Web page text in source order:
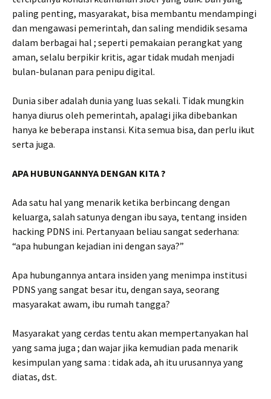
paling penting, masyarakat, bisa membantu mendampingi
dan mengawasi pemerintah, dan saling mendidik sesama
dalam berbagai hal ; seperti pemakaian perangkat yang
aman, selalu berpikir kritis, agar tidak mudah menjadi
bulan-bulanan para penipu digital.
Dunia siber adalah dunia yang luas sekali. Tidak mungkin
hanya diurus oleh pemerintah, apalagi jika dibebankan
hanya ke beberapa instansi. Kita semua bisa, dan perlu ikut
serta juga.
APA HUBUNGANNYA DENGAN KITA ?
Ada satu hal yang menarik ketika berbincang dengan
keluarga, salah satunya dengan ibu saya, tentang insiden
hacking PDNS ini. Pertanyaan beliau sangat sederhana:
“apa hubungan kejadian ini dengan saya?”
Apa hubungannya antara insiden yang menimpa institusi
PDNS yang sangat besar itu, dengan saya, seorang
masyarakat awam, ibu rumah tangga?
Masyarakat yang cerdas tentu akan mempertanyakan hal
yang sama juga ; dan wajar jika kemudian pada menarik
kesimpulan yang sama : tidak ada, ah itu urusannya yang
diatas, dst.